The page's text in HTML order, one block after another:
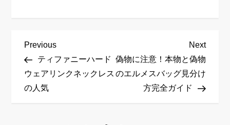
投
稿
ナ
ビ
Previous
Post
Previous
ティファニーハード
ウェアリンクネックレス
の人気
Next
Post
Next
偽物に注意！本物と偽物
のエルメスバッグ見分け
方完全ガイド